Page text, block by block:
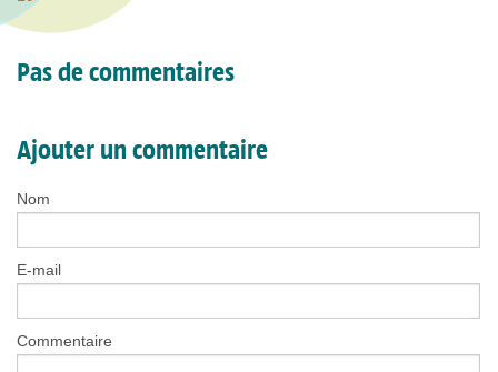
Pas de commentaires
Ajouter un commentaire
Nom
E-mail
Commentaire